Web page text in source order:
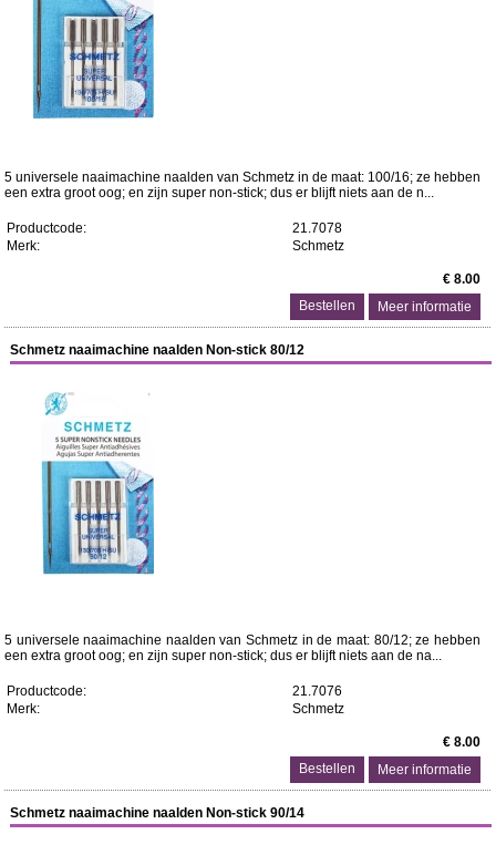
5 universele naaimachine naalden van Schmetz in de maat: 100/16; ze hebben
een extra groot oog; en zijn super non-stick; dus er blijft niets aan de n...
Productcode:
21.7078
Merk:
Schmetz
€ 8.00
Meer informatie
Schmetz naaimachine naalden Non-stick 80/12
5 universele naaimachine naalden van Schmetz in de maat: 80/12; ze hebben
een extra groot oog; en zijn super non-stick; dus er blijft niets aan de na...
Productcode:
21.7076
Merk:
Schmetz
€ 8.00
Meer informatie
Schmetz naaimachine naalden Non-stick 90/14